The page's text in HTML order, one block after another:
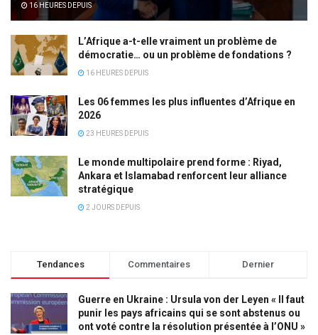
16 HEURES DEPUIS
L’Afrique a-t-elle vraiment un problème de
démocratie… ou un problème de fondations ?
16 HEURES DEPUIS
Les 06 femmes les plus influentes d’Afrique en
2026
23 HEURES DEPUIS
Le monde multipolaire prend forme : Riyad,
Ankara et Islamabad renforcent leur alliance
stratégique
2 JOURS DEPUIS
Tendances Commentaires Dernier
Guerre en Ukraine : Ursula von der Leyen « Il faut
punir les pays africains qui se sont abstenus ou
ont voté contre la résolution présentée à l’ONU »